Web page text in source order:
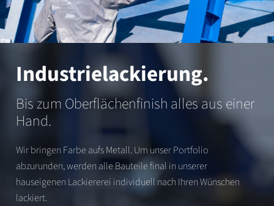
Industrielackierung.
Bis zum Oberflächenfinish alles aus einer
Hand.
Wir bringen Farbe aufs Metall. Um unser Portfolio
abzurunden, werden alle Bauteile final in unserer
hauseigenen Lackiererei individuell nach Ihren Wünschen
lackiert.